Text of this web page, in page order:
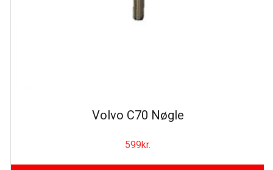
Volvo C70 Nøgle
599kr.